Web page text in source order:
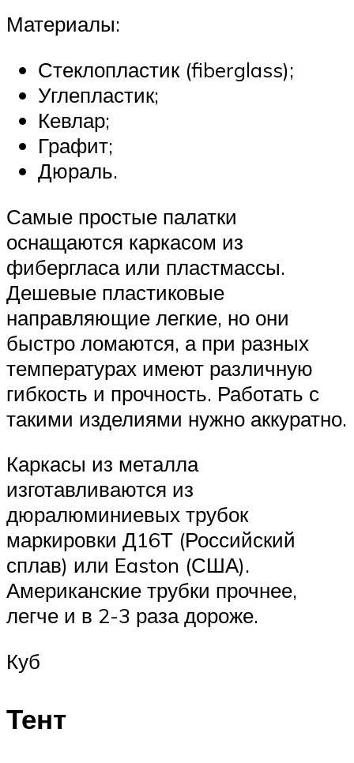
Материалы:
Стеклопластик (fiberglass);
Углепластик;
Кевлар;
Графит;
Дюраль.
Самые простые палатки
оснащаются каркасом из
фибергласа или пластмассы.
Дешевые пластиковые
направляющие легкие, но они
быстро ломаются, а при разных
температурах имеют различную
гибкость и прочность. Работать с
такими изделиями нужно аккуратно.
Каркасы из металла
изготавливаются из
дюралюминиевых трубок
маркировки Д16Т (Российский
сплав) или Easton (США).
Американские трубки прочнее,
легче и в 2-3 раза дороже.
Куб
Тент